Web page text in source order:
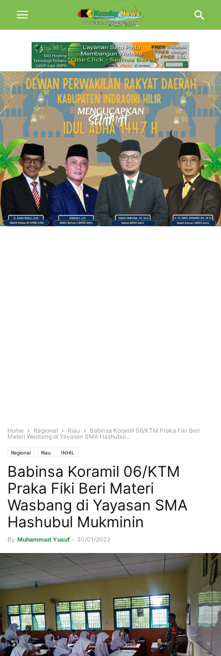
Home Regional Riau
Babinsa Koramil 06/KTM Praka Fiki Beri
Materi Wasbang di Yayasan SMA Hashubul...
Regional Riau INHIL
Babinsa Koramil 06/KTM
Praka Fiki Beri Materi
Wasbang di Yayasan SMA
Hashubul Mukminin
By Muhammad Yusuf - 30/01/2023